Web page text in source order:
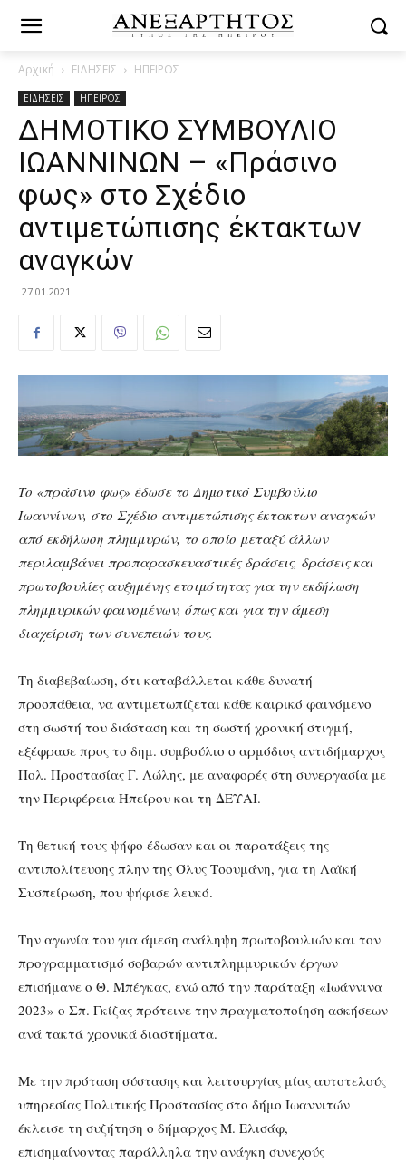
Αρχική ΕΙΔΗΣΕΙΣ ΗΠΕΙΡΟΣ
ΕΙΔΗΣΕΙΣ ΗΠΕΙΡΟΣ
ΔΗΜΟΤΙΚΟ ΣΥΜΒΟΥΛΙΟ
ΙΩΑΝΝΙΝΩΝ – «Πράσινο
φως» στο Σχέδιο
αντιμετώπισης έκτακτων
αναγκών
27.01.2021
Το «πράσινο φως» έδωσε το Δημοτικό Συμβούλιο
Ιωαννίνων, στο Σχέδιο αντιμετώπισης έκτακτων αναγκών
από εκδήλωση πλημμυρών, το οποίο μεταξύ άλλων
περιλαμβάνει προπαρασκευαστικές δράσεις, δράσεις και
πρωτοβουλίες αυξημένης ετοιμότητας για την εκδήλωση
πλημμυρικών φαινομένων, όπως και για την άμεση
διαχείριση των συνεπειών τους.
Τη διαβεβαίωση, ότι καταβάλλεται κάθε δυνατή
προσπάθεια, να αντιμετωπίζεται κάθε καιρικό φαινόμενο
στη σωστή του διάσταση και τη σωστή χρονική στιγμή,
εξέφρασε προς το δημ. συμβούλιο ο αρμόδιος αντιδήμαρχος
Πολ. Προστασίας Γ. Λώλης, με αναφορές στη συνεργασία με
την Περιφέρεια Ηπείρου και τη ΔΕΥΑΙ.
Τη θετική τους ψήφο έδωσαν και οι παρατάξεις της
αντιπολίτευσης πλην της Όλυς Τσουμάνη, για τη Λαϊκή
Συσπείρωση, που ψήφισε λευκό.
Την αγωνία του για άμεση ανάληψη πρωτοβουλιών και τον
προγραμματισμό σοβαρών αντιπλημμυρικών έργων
επισήμανε ο Θ. Μπέγκας, ενώ από την παράταξη «Ιωάννινα
2023» ο Σπ. Γκίζας πρότεινε την πραγματοποίηση ασκήσεων
ανά τακτά χρονικά διαστήματα.
Με την πρόταση σύστασης και λειτουργίας μίας αυτοτελούς
υπηρεσίας Πολιτικής Προστασίας στο δήμο Ιωαννιτών
έκλεισε τη συζήτηση ο δήμαρχος Μ. Ελισάφ,
επισημαίνοντας παράλληλα την ανάγκη συνεχούς